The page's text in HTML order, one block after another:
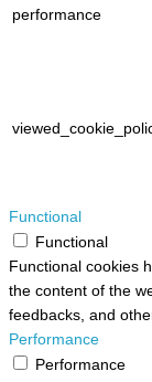
performance
Functional
Functional
Functional cookies
the content of the
feedbacks, and
Performance
Performance